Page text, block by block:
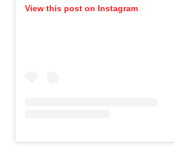
View this post on Instagram